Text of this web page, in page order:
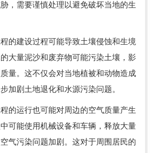
，需要谨慎处理以避免破坏当地的生
的建设过程可能导致土壤侵蚀和生境
大量泥沙和废弃物可能污染土壤，影
量。这不仅会对当地植被和动物造成
加剧土地退化和水源污染问题。
的运行也可能对周边的空气质量产生
可能使用机械设备和车辆，释放大量
气污染问题加剧。这对于周围居民的